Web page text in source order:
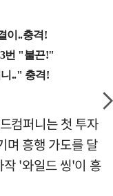
컴퍼니는 첫 투자
며 흥행 가도를 달
작 '와일드 씽'이 흥